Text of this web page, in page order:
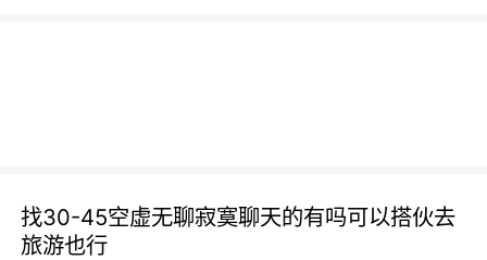
找30-45空虚无聊寂寞聊天的有吗可以搭伙去
旅游也行